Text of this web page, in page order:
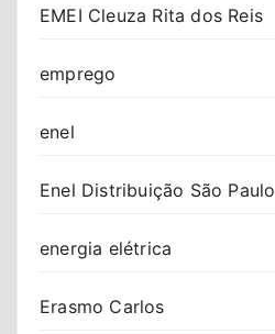
EMEI Cleuza Rita dos Reis
emprego
enel
Enel Distribuição São Paulo
energia elétrica
Erasmo Carlos